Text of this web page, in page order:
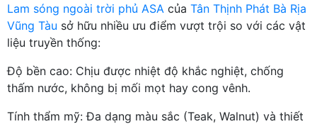
Lam sóng ngoài trời phủ ASA của Tân Thịnh Phát Bà Rịa
Vũng Tàu sở hữu nhiều ưu điểm vượt trội so với các vật
liệu truyền thống:
Độ bền cao: Chịu được nhiệt độ khắc nghiệt, chống
thấm nước, không bị mối mọt hay cong vênh.
Tính thẩm mỹ: Đa dạng màu sắc (Teak, Walnut) và thiết